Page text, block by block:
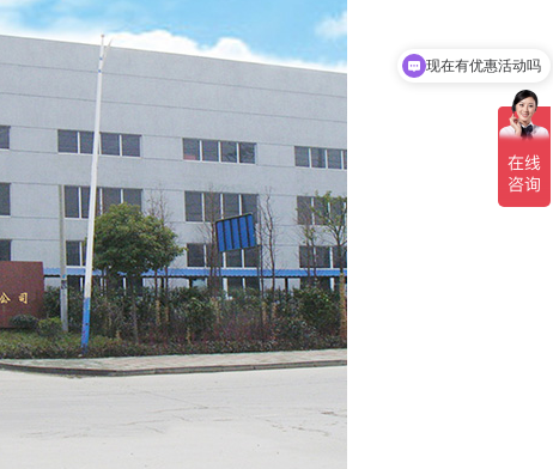
可以介绍下你们的产品么
现在有优惠活动吗